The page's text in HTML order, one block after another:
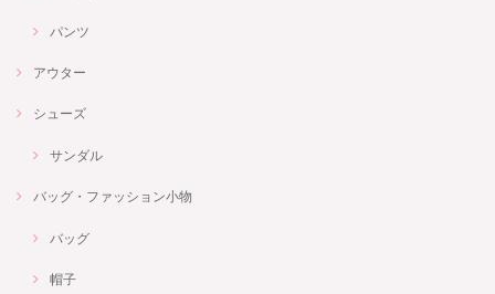
パンツ
アウター
シューズ
サンダル
バッグ・ファッション小物
バッグ
帽子